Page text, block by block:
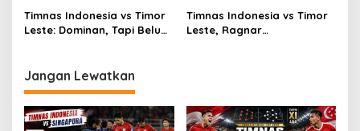
Timnas Indonesia vs Timor
Leste: Dominan, Tapi Belum
Timnas Indonesia vs Timor
Leste, Ragnar
Jangan Lewatkan